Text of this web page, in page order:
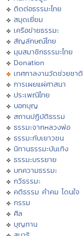
ติดต่อธรรมะไทย
สมุดเยี่ยม
เครือข่ายธรรมะ
สัญลักษณ์ไทย
มุมสมาชิกธรรมะไทย
Donation
เทศกาลงานวัดช่วยชาติ
การเผยแผ่ศาสนา
ประเพณีไทย
บอกบุญ
สถานปฏิบัติธรรม
ธรรมะจากหลวงพ่อ
ธรรมะกับเยาวชน
นิทานธรรมะบันเทิง
ธรรมะบรรยาย
บทความธรรมะ
กวีธรรมะ
คติธรรม คำคม โดนใจ
กรรม
ศีล
บุญทาน